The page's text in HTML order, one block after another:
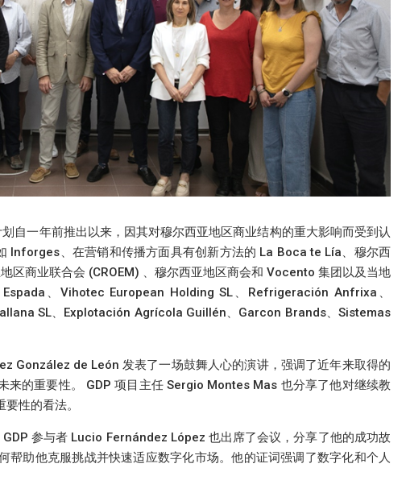
划自一年前推出以来，因其对穆尔西亚地区商业结构的重大影响而受到认
Inforges、在营销和传播方面具有创新方法的 La Boca te Lía、穆尔西
区商业联合会 (CROEM) 、穆尔西亚地区商会和 Vocento 集团以及当地
、Vihotec European Holding SL、Refrigeración Anfrixa、
SL、Explotación Agrícola Guillén、Garcon Brands、Sistemas
González de León 发表了一场鼓舞人心的演讲，强调了近年来取得的
来的重要性。 GDP 项目主任 Sergio Montes Mas 也分享了他对继续教
要性的看法。
参与者 Lucio Fernández López 也出席了会议，分享了他的成功故
帮助他克服挑战并快速适应数字化市场。他的证词强调了数字化和个人